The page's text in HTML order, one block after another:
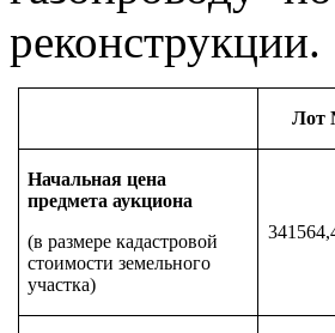
реконструкции.
Лот
Начальная цена
предмета аукциона
(в размере кадастровой
стоимости земельного
участка)